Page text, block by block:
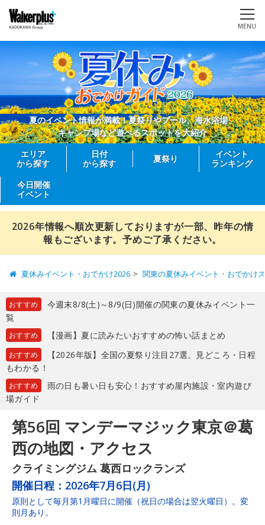
MENU
夏のイベント情報が満載！夏祭りやプール、海水浴場、
キャンプ場など遊べるスポットを大紹介
エリア
から探す
日付
から探す
夏祭り
イベント
ランキング
今日開催
イベント
2026年情報へ順次更新しておりますが一部、昨年の情
報もございます。予めご了承ください。
夏休みイベント・おでかけ2026 関東の夏休みイベント・おでかけ
おすすめ
今週末8/8(土)～8/9(日)開催の関東の夏休みイベント一
覧
おすすめ 【漫画】夏に読みたいおすすめの怖い話まとめ
おすすめ
【2026年版】全国の夏祭り注目27選。見どころ・日程
もわかる！
おすすめ
雨の日も暑い日も安心！おすすめ屋内施設・室内遊び
場ガイド
第56回 マンデーマジック東京＠葛
西の地図・アクセス
クライミングジム 葛西ロックランズ
開催日程： 2026年7月6日(月)
原則として毎月第1月曜日に開催（祝日の場合は翌火曜日）。変
則月あり。